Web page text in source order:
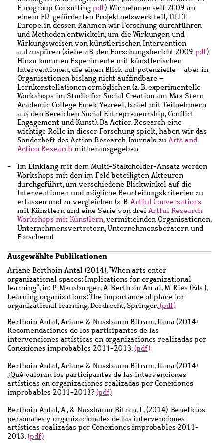
Eurogroup Consulting pdf). Wir nehmen seit 2009 an
einem EU-geförderten Projektnetzwerk teil, TILLT-
Europe, in dessen Rahmen wir Forschung durchführen
und Methoden entwickeln, um die Wirkungen und
Wirkungsweisen von künstlerischen Intervention
aufzuspüren (siehe z.B. den Forschungsbericht 2009 pdf).
Hinzu kommen Experimente mit künstlerischen
Interventionen, die einen Blick auf potenzielle – aber in
Organisationen bislang nicht auffindbare –
Lernkonstellationen ermöglichen (z. B. experimentelle
Workshops im Studio for Social Creation am Max Stern
Academic College Emek Yezreel, Israel mit Teilnehmern
aus den Bereichen Social Entrepreneurship, Conflict
Engagement und Kunst). Da Action Research eine
wichtige Rolle in dieser Forschung spielt, haben wir das
Sonderheft des Action Research Journals zu Arts and
Action Research mitherausgegeben.
Im Einklang mit dem Multi-Stakeholder-Ansatz werden
Workshops mit den im Feld beteiligten Akteuren
durchgeführt, um verschiedene Blickwinkel auf die
Interventionen und mögliche Beurteilungskriterien zu
erfassen und zu vergleichen (z. B.Artful Conversations
mit Künstlern und eine Serie von drei Artful Research
Workshops mit Künstlern, vermittelnden Organisationen,
Unternehmensvertretern, Unternehmensberatern und
Forschern).
Main
content
Ausgewählte Publikationen
Ariane Berthoin Antal (2014), “When arts enter
organizational spaces: Implications for organizational
learning”, in: P. Meusburger, A. Berthoin Antal, M. Ries (Eds.),
Learning organizations: The importance of place for
organizational learning. Dordrecht, Springer.(pdf)
Berthoin Antal, Ariane & Nussbaum Bitram, Ilana (2014).
Recomendaciones de los participantes de las
intervenciones artísticas en organizaciones realizadas por
Conexiones improbables 2011-2013.(pdf)
Berthoin Antal, Ariane & Nussbaum Bitram, Ilana (2014).
¿Qué valoran los participantes de las intervenciones
artísticas en organizaciones realizadas por Conexiones
improbables 2011-2013? (pdf)
Berthoin Antal, A., & Nussbaum Bitran, I., (2014). Beneficios
personales y organizacionales de las intervenciones
artísticas realizadas por Conexiones improbables 2011-
2013.(pdf)